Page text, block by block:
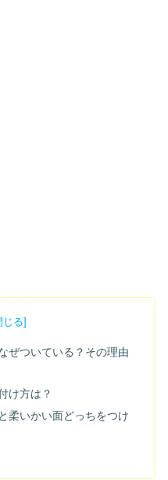
ぜついている？その理由
け方は？
柔いかい面どっちをつけ